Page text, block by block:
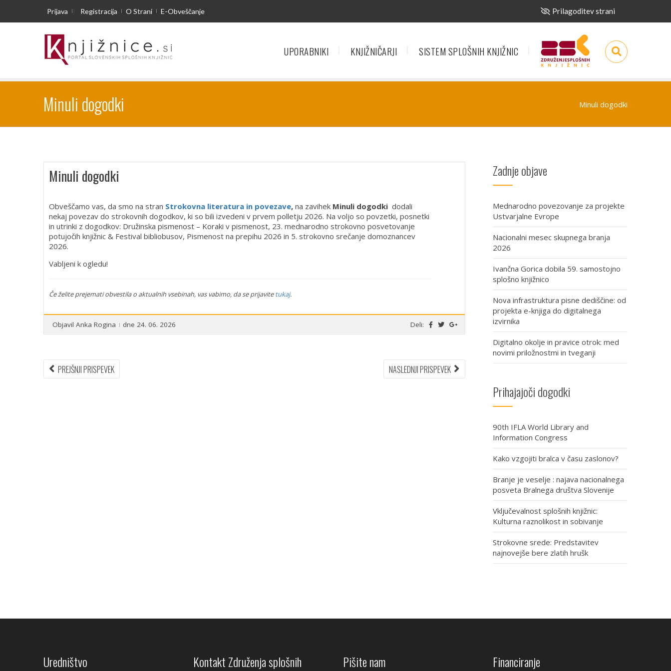
Prijava | Registracija O Strani E-Obveščanje Prilagoditev strani
UPORABNIKI KNJIŽNIČARJI SISTEM SPLOŠNIH KNJIŽNIC
Minuli dogodki Minuli dogodki
Minuli dogodki
Obveščamo vas, da smo na stran Strokovna literatura in povezave, na zavihek Minuli dogodki dodali
nekaj povezav do strokovnih dogodkov, ki so bili izvedeni v prvem polletju 2026. Na voljo so povzetki, posnetki
in utrinki z dogodkov: Družinska pismenost – Koraki v pismenost, 23. mednarodno strokovno posvetovanje
potujočih knjižnic & Festival bibliobusov, Pismenost na prepihu 2026 in 5. strokovno srečanje domoznancev
2026.
Vabljeni k ogledu!
Če želite prejemati obvestila o aktualnih vsebinah, vas vabimo, da se prijavitetukaj.
Objavil Anka Rogina dne 24. 06. 2026 Deli:
Navigacija
PREJŠNJI PRISPEVEKPREVIOUS
ARTICLE:
NASLEDNJI PRISPEVEK
ARTICLE:
Zadnje objave
Mednarodno povezovanje za projekte
Ustvarjalne Evrope
Nacionalni mesec skupnega branja
2026
Ivančna Gorica dobila 59. samostojno
splošno knjižnico
Nova infrastruktura pisne dediščine: od
projekta e-knjiga do digitalnega
izvirnika
Digitalno okolje in pravice otrok: med
novimi priložnostmi in tveganji
Prihajajoči dogodki
90th IFLA World Library and
Information Congress
Kako vzgojiti bralca v času zaslonov?
Branje je veselje : najava nacionalnega
posveta Bralnega društva Slovenije
Vključevalnost splošnih knjižnic:
Kulturna raznolikost in sobivanje
Strokovne srede: Predstavitev
najnovejše bere zlatih hrušk
Uredništvo
Kontakt Združenja splošnih
Pišite nam Financiranje